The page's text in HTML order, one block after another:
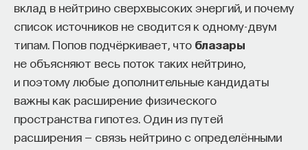
вклад в нейтрино сверхвысоких энергий, и почему
список источников не сводится к одному-двум
типам. Попов подчёркивает, что блазары
не объясняют весь поток таких нейтрино,
и поэтому любые дополнительные кандидаты
важны как расширение физического
пространства гипотез. Один из путей
расширения — связь нейтрино с определёнными